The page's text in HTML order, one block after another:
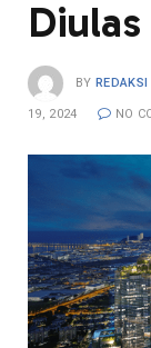
BY REDAKSI
19, 2024 NO